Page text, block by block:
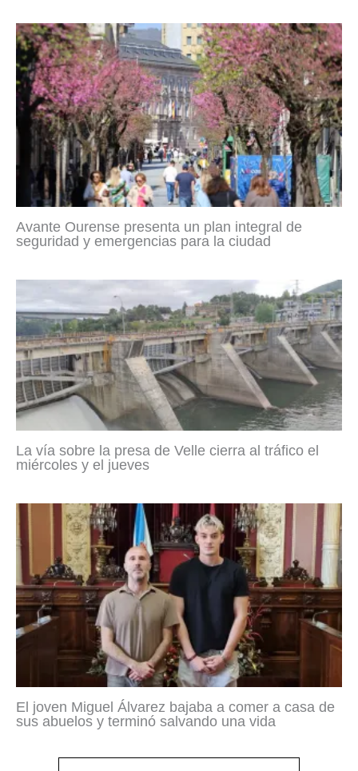
Avante Ourense presenta un plan integral de
seguridad y emergencias para la ciudad
La vía sobre la presa de Velle cierra al tráfico el
miércoles y el jueves
El joven Miguel Álvarez bajaba a comer a casa de
sus abuelos y terminó salvando una vida